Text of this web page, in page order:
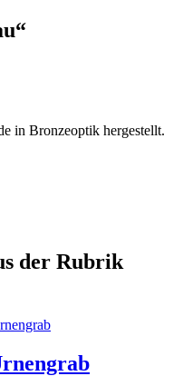
in Bronzeoptik hergestellt.
der Rubrik